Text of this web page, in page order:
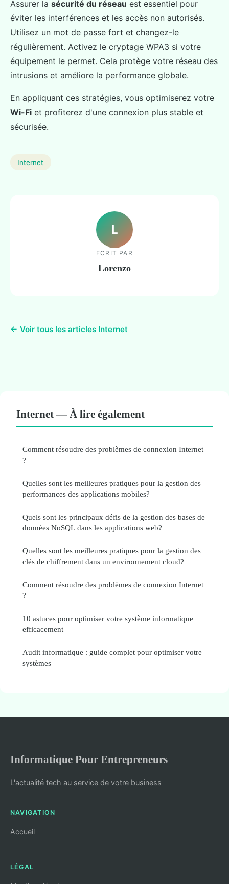
Assurer la sécurité du réseau est essentiel pour
éviter les interférences et les accès non autorisés.
Utilisez un mot de passe fort et changez-le
régulièrement. Activez le cryptage WPA3 si votre
équipement le permet. Cela protège votre réseau des
intrusions et améliore la performance globale.
En appliquant ces stratégies, vous optimiserez votre
Wi-Fi et profiterez d'une connexion plus stable et
sécurisée.
Internet
L
ECRIT PAR
Lorenzo
← Voir tous les articles Internet
Internet — À lire également
Comment résoudre des problèmes de connexion Internet
?
Quelles sont les meilleures pratiques pour la gestion des
performances des applications mobiles?
Quels sont les principaux défis de la gestion des bases de
données NoSQL dans les applications web?
Quelles sont les meilleures pratiques pour la gestion des
clés de chiffrement dans un environnement cloud?
Comment résoudre des problèmes de connexion Internet
?
10 astuces pour optimiser votre système informatique
efficacement
Audit informatique : guide complet pour optimiser votre
systèmes
Informatique Pour Entrepreneurs
L'actualité tech au service de votre business
NAVIGATION
Accueil
LÉGAL